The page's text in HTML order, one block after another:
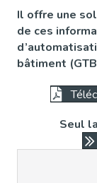
Il offre une
de ces
bâtiment
Seul